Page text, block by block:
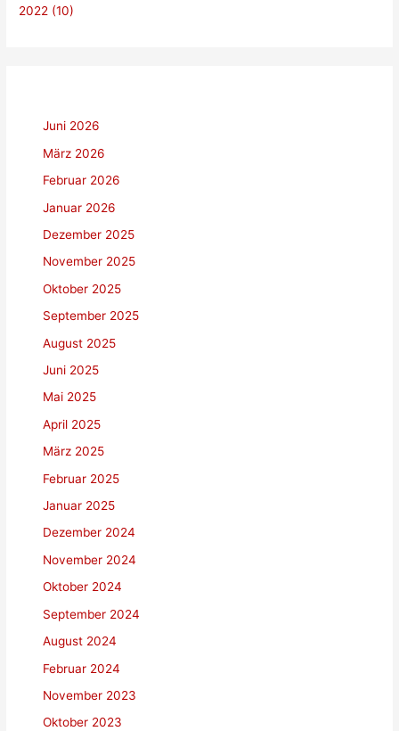
2022 (10)
Juni 2026
März 2026
Februar 2026
Januar 2026
Dezember 2025
November 2025
Oktober 2025
September 2025
August 2025
Juni 2025
Mai 2025
April 2025
März 2025
Februar 2025
Januar 2025
Dezember 2024
November 2024
Oktober 2024
September 2024
August 2024
Februar 2024
November 2023
Oktober 2023